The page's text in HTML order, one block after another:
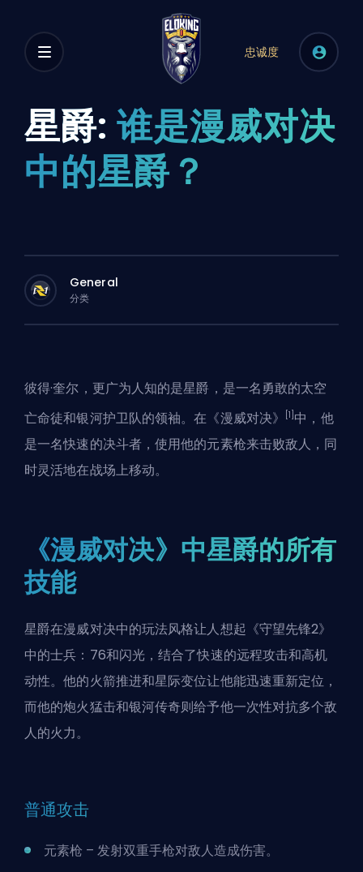
忠诚度
星爵: 谁是漫威对决
中的星爵？
General
分类
彼得·奎尔，更广为人知的是星爵，是一名勇敢的太空
亡命徒和银河护卫队的领袖。在《漫威对决》
[1] 中，他
是一名快速的决斗者，使用他的元素枪来击败敌人，同
时灵活地在战场上移动。
《漫威对决》中星爵的所有
技能
星爵在漫威对决中的玩法风格让人想起《守望先锋2》
中的士兵：76和闪光，结合了快速的远程攻击和高机
动性。他的火箭推进和星际变位让他能迅速重新定位，
而他的炮火猛击和银河传奇则给予他一次性对抗多个敌
人的火力。
普通攻击
元素枪 – 发射双重手枪对敌人造成伤害。